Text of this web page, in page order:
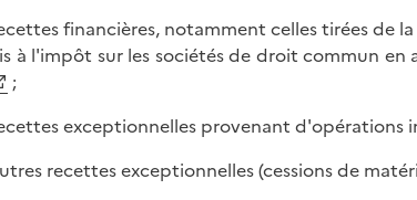
financières, notamment celles tirées de
à l'impôt sur les sociétés de droit commun
;
exceptionnelles provenant d'opérations
recettes exceptionnelles (cessions de